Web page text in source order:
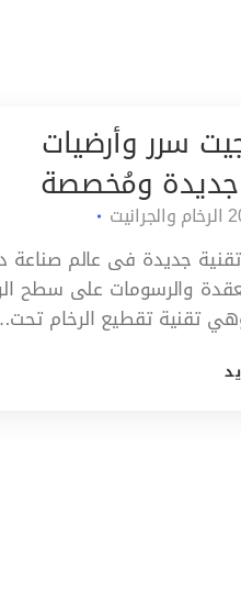
سرر وأرضيات
جديدة ومُخصصة
الرخام والجرانيت
جديدة فى عالم صناعة
والرسومات على سطح